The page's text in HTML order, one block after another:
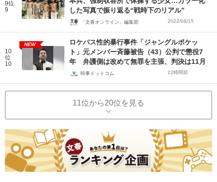
9位
9
した写真で振り返る“戦時下のリアル”
「文春オンライン」編集部 2022/08/15
10
位
10
NEW
ロケバス性的暴行事件「ジャングルポケッ
ト」元メンバー斉藤被告（43）公判で懲役7
年 弁護側は改めて無罪を主張、判決は11月
時事ドットコム 22時間前
11位から20位を見る